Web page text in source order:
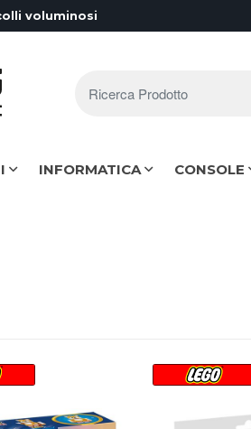
voluminosi
INFORMATICA CONSOLE